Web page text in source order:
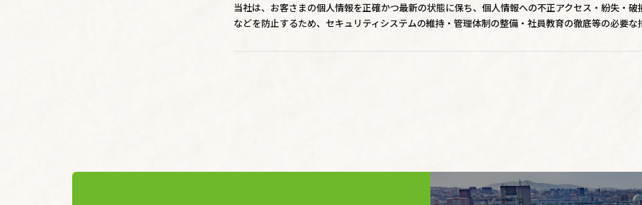
当社は、お客さまの個人情報を正確かつ最新の状態に保ち、個人情報への不正アクセス・紛失・破
などを防止するため、セキュリティシステムの維持・管理体制の整備・社員教育の徹底等の必要な
者に開示いたしません。 お客さまの同意がある場合 お客さまが希望されるサービスを行なうために
する業者に対して開示する場合 法令に基づき開示することが必要である場合